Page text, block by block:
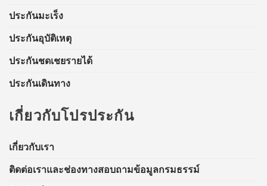
ประกันมะเร็ง
ประกันอุบัติเหตุ
ประกันชดเชยรายได้
ประกันเดินทาง
เกี่ยวกับโปรประกัน
เกี่ยวกับเรา
ติดต่อเราและช่องทางสอบถามข้อมูลกรมธรรม์